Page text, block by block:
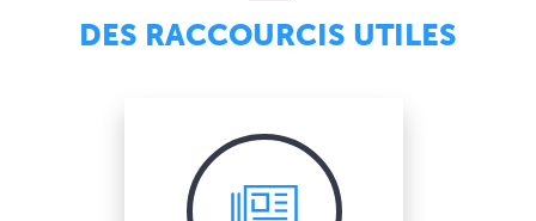
DES RACCOURCIS UTILES